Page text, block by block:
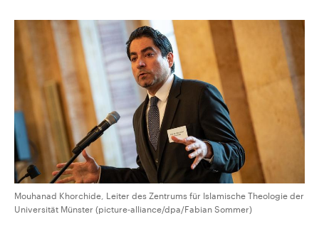
Mouhanad Khorchide, Leiter des Zentrums für Islamische Theologie der
Universität Münster (picture-alliance/dpa/Fabian Sommer)